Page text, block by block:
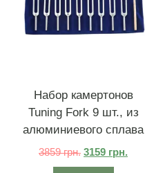
Набор камертонов
Tuning Fork 9 шт., из
алюминиевого сплава
3859грн. 3159 грн.